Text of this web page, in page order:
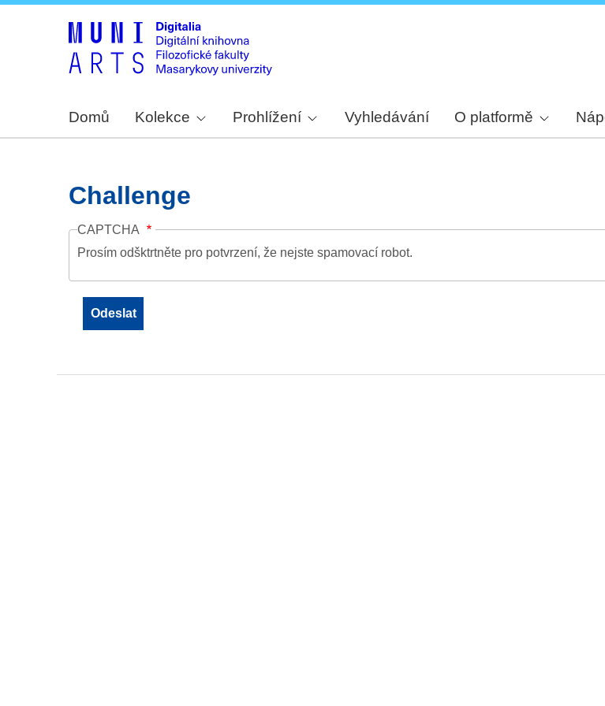
Domů Kolekce Prohlížení Vyhledávání O platformě
Challenge
CAPTCHA
Prosím odšktrtněte pro potvrzení, že nejste spamovací robot.